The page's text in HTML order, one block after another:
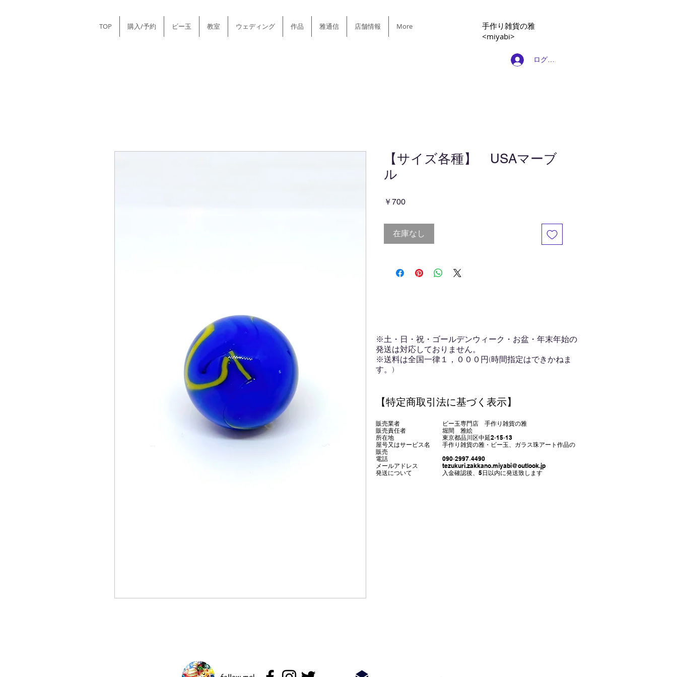
TOP 購入/予約 ビー玉 教室 ウェディング 作品 雅通信 店舗情報 More
​手作り雑貨の雅
<miyabi>
ログイン
【サイズ各種】 USAマーブ
ル
￥700価
在庫なし
※土・日・祝・ゴールデンウィーク・お盆・年末年始の
発送は対応しておりません。
※送料は全国一律１，０００円(時間指定はできかねま
す。)
【特定商取引法に基づく表示】
販売業者 ビー玉専門店 手作り雑貨の雅
販売責任者 堀間 雅絵
所在地 東京都品川 区中延2‐15‐13
屋号又はサービス名 手作り雑貨の雅・ビー玉、ガラス珠アート作品の
販売
電話 090‐2997₋4490
​メールアドレス tezukuri.zakkano.miyabi@outlook.jp
​発送について 入金確認後、 5日以内に発送致します